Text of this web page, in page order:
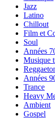
Jazz
Latino
Chillout
Film et
Soul
Années
Musique
Années
Trance
Heavy
Ambient
Gospel